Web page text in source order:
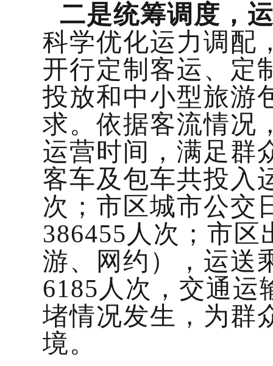
二是统筹调度，
科学优化运力调配
开行定制客运、定
投放和中小型旅游
求。依据客流情况
运营时间，满足群
客车及包车共投入
次；市区城市公交
386455人次；市
游、网约），运送
6185人次，交通运
堵情况发生，为群
境。